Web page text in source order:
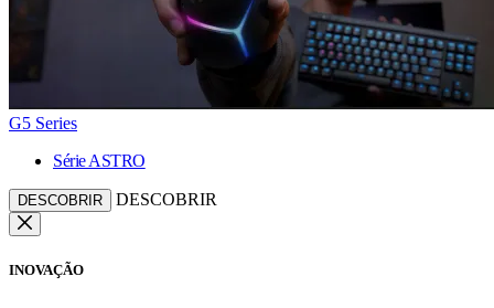
G5 Series
Série ASTRO
DESCOBRIR DESCOBRIR
INOVAÇÃO